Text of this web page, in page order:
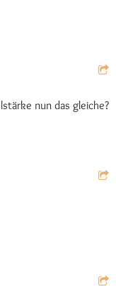
nun das gleiche?